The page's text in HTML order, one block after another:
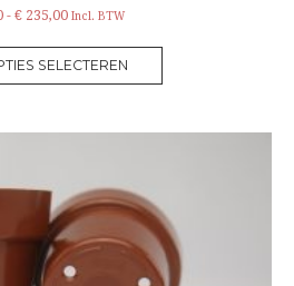
- €235,00Prijsklasse:
tot
Incl. BTW
SELECTEREN
kan
gekozen
worden